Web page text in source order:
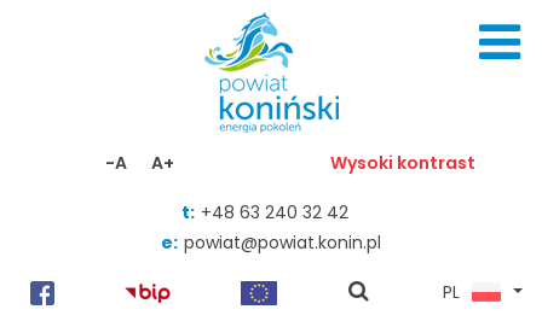
-A A+ Wysoki kontrast
t: +48 63 240 32 42
e: powiat@powiat.konin.pl
pokaż
PL